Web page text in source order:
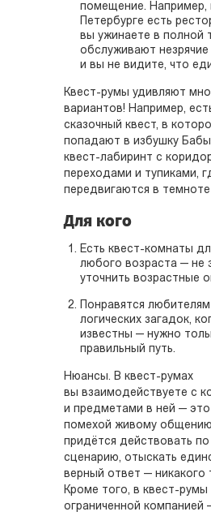
помещение. Например,
Петербурге есть
вы ужинаете в полной
обслуживают
и вы не видите, что
Квест-румы удивляют
вариантов! Например,
сказочный квест, в
попадают в избушку
квест-лабиринт с
переходами и тупиками,
передвигаются в
Для кого
Есть квест-комнаты
любого возраста — не
уточнить возрастные
Понравятся
логических загадок,
известны — нужно
правильный путь.
Нюансы. В квест-румах
вы взаимодействуете с
и предметами в ней —
помехой живому
придётся действовать
сценарию, отыскать
верный ответ — никакого
Кроме того, в квест-
ограниченной компанией